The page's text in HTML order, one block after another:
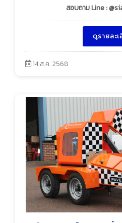
สอบถาม Line :
ดูรายละ
14 ส.ค. 2568